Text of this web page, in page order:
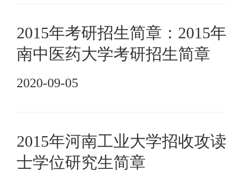
2015年考研招生简章：2015
南中医药大学考研招生简章
2020-09-05
2015年河南工业大学招收攻
士学位研究生简章